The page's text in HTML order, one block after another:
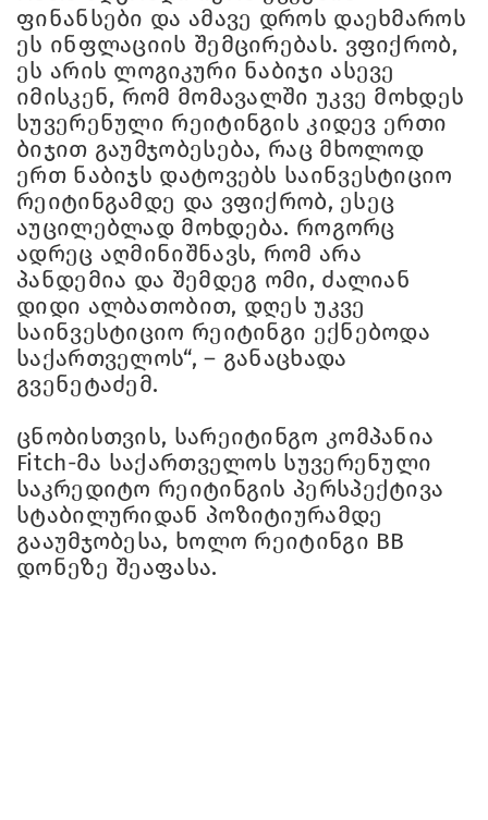
ფინანსები და ამავე დროს დაეხმაროს
ეს ინფლაციის შემცირებას. ვფიქრობ,
ეს არის ლოგიკური ნაბიჯი ასევე
იმისკენ, რომ მომავალში უკვე მოხდეს
სუვერენული რეიტინგის კიდევ ერთი
ბიჯით გაუმჯობესება, რაც მხოლოდ
ერთ ნაბიჯს დატოვებს საინვესტიციო
რეიტინგამდე და ვფიქრობ, ესეც
აუცილებლად მოხდება. როგორც
ადრეც აღმინიშნავს, რომ არა
პანდემია და შემდეგ ომი, ძალიან
დიდი ალბათობით, დღეს უკვე
საინვესტიციო რეიტინგი ექნებოდა
საქართველოს“, – განაცხადა
გვენეტაძემ.
ცნობისთვის, სარეიტინგო კომპანია
Fitch-მა საქართველოს სუვერენული
საკრედიტო რეიტინგის პერსპექტივა
სტაბილურიდან პოზიტიურამდე
გააუმჯობესა, ხოლო რეიტინგი BB
დონეზე შეაფასა.